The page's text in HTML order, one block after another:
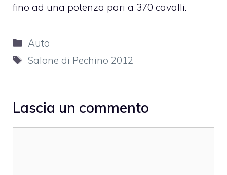
fino ad una potenza pari a 370 cavalli.
Categorie
Auto
Tag
Salone di Pechino 2012
Lascia un commento